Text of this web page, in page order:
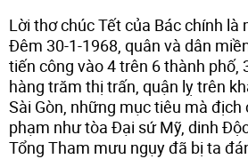
Lời thơ chúc Tết của Bác chính là
Đêm 30-1-1968, quân và dân
tiến công vào 4 trên 6 thành phố,
hàng trăm thị trấn, quận lỵ trên
Sài Gòn, những mục tiêu mà địch
phạm như tòa Đại sứ Mỹ, dinh
Tổng Tham mưu ngụy đã bị ta